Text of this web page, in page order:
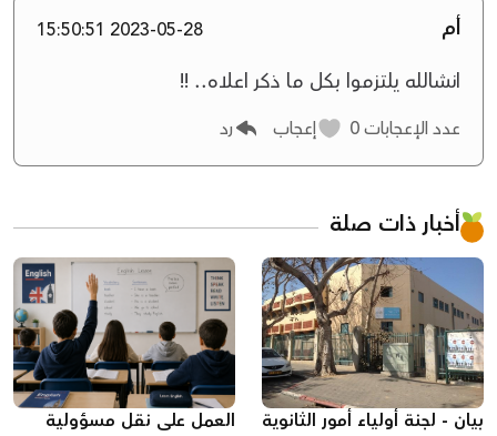
أم 2023-05-28 15:50:51
انشالله يلتزموا بكل ما ذكر اعلاه.. !!
عدد الإعجابات إعجاب رد
أخبار ذات صلة
بيان - لجنة أولياء أمور الثانوية
العمل على نقل مسؤولية